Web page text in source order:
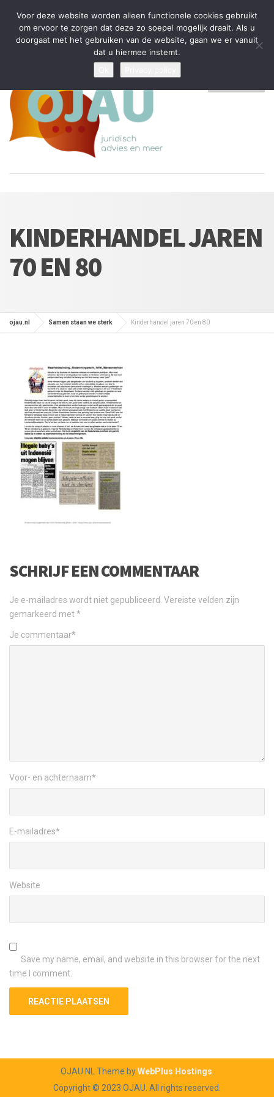
Tijdelijke stop: wegens drukte kan ik beperkt nieuwe zaken aannemen
en vragen beantwoorden
Algemene Voorwaarden
Disclaimer Privacybeleid
KINDERHANDEL JAREN
70 EN 80
ojau.nl Samen staan we sterk Kinderhandel jaren 70 en 80
SCHRIJF EEN COMMENTAAR
Je e-mailadres wordt niet gepubliceerd. Vereiste velden zijn
gemarkeerd met*
Je commentaar*
Voor- en achternaam*
E-mailadres*
Website
Save my name, email, and website in this browser for the next
time I comment.
OJAU.NL Theme byWebPlus Hostings
Copyright © 2023 OJAU. All rights reserved.
Voor deze website worden alleen functionele cookies gebruikt
om ervoor te zorgen dat deze zo soepel mogelijk draait. Als u
doorgaat met het gebruiken van de website, gaan we er vanuit
dat u hiermee instemt.